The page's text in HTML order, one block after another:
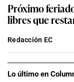
Próximo
libres que
Redacción EC
Lo último en